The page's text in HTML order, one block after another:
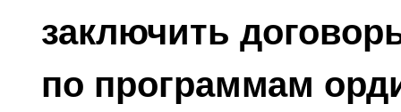
заключить
по программам